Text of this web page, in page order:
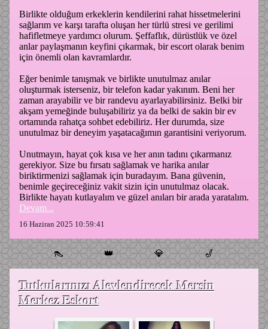
Birlikte olduğum erkeklerin kendilerini rahat hissetmelerini
sağlarım ve karşı tarafta oluşan her türlü stresi ve gerilimi
hafifletmeye yardımcı olurum. Şeffaflık, dürüstlük ve özel
anlar paylaşmanın keyfini çıkarmak, bir escort olarak benim
için önemli olan kavramlardır.
Eğer benimle tanışmak ve birlikte unutulmaz anılar
oluşturmak isterseniz, bir telefon kadar yakınım. Beni her
zaman arayabilir ve bir randevu ayarlayabilirsiniz. Belki bir
akşam yemeğinde buluşabiliriz ya da belki de sakin bir ev
ortamında rahatça sohbet edebiliriz. Her durumda, size
unutulmaz bir deneyim yaşatacağımın garantisini veriyorum.
Unutmayın, hayat çok kısa ve her anın tadını çıkarmanız
gerekiyor. Size bu fırsatı sağlamak ve harika anılar
biriktirmenizi sağlamak için buradayım. Bana güvenin,
benimle geçireceğiniz vakit sizin için unutulmaz olacak.
Birlikte hayatı kutlayalım ve güzel anıları bir arada yaratalım.
Devam...
16 Haziran 2025 10:59:41
👠 👑 💎 🎷
Tutkularınızı Alevlendirecek Mersin
Merkez Eskort